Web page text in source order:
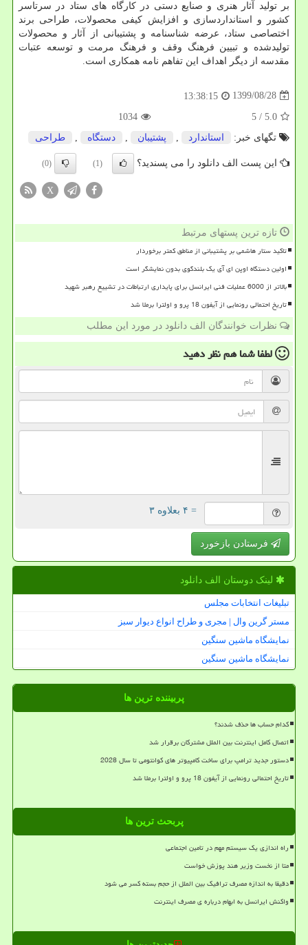
بر تولید آثار هنری و صنایع دستی در کارگاه های ستاد در سرتاسر
کشور و استانداردسازی و افزایش کیفی محصولات، طراحی برند
اختصاصی ستاد، عرضه شناسنامه و پشتیبانی از آثار و محصولات
تولیدشده و تبیین فرهنگ وقف و فرهنگ مرمت و توسعه عتبات
مقدسه از دیگر اهداف این تفاهم نامه همکاری است.
1399/08/28
13:38:15
5.0
/ 5
1034
تگهای خبر:
استاندارد , پشتیبان , دستگاه , طراحی
این پست الف دانلود را می پسندید؟ (1)
(0)
X
تازه ترین پستهای مرتبط
تاکید ستار هاشمی بر پشتیبانی از مناطق کمتر برخوردار
اولین دستگاه اوپن ای آی یک بلندگوی بدون نمایشگر است
بالاتر از 6000 عملیات فنی ایرانسل برای پایداری ارتباطات در تشییع رهبر شهید
تاریخ احتمالی رونمایی از آیفون 18 پرو و اولترا برملا شد
نظرات خوانندگان الف دانلود در مورد این مطلب
لطفا شما همنظر دهید
= ۴ بعلاوه ۳
فرستادن بازخورد
لینک دوستان الف دانلود
تبلیغات انتخابات مجلس
مستر گرین وال | مجری و طراح انواع دیوار سبز
نمایشگاه ماشین سنگین
نمایشگاه ماشین سنگین
پربیننده ترین ها
کدام حساب ها حذف شدند؟
اتصال کامل اینترنت بین الملل مشترکان برقرار شد
دستور جدید ترامپ برای ساخت کامپیوتر های کوانتومی تا سال 2028
تاریخ احتمالی رونمایی از آیفون 18 پرو و اولترا برملا شد
پربحث ترین ها
راه اندازی یک سیستم مهم در تامین اجتماعی
متا از نخست وزیر هند پوزش خواست
دقیقا به اندازه مصرف ترافیک بین الملل از حجم بسته کسر می شود
واکنش ایرانسل به ابهام درباره ی مصرف اینترنت